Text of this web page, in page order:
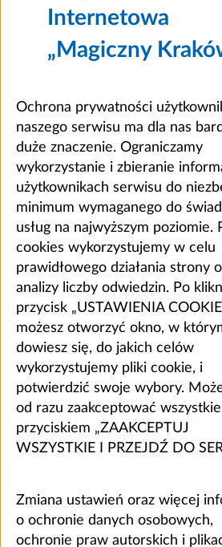
Internetowa
„Magiczny
Ochrona prywatności
naszego serwisu ma dla nas
duże znaczenie. Ograniczamy
wykorzystanie i zbieranie
użytkownikach serwisu do
minimum wymaganego do
usług na najwyższym poziomie.
cookies wykorzystujemy w celu
prawidłowego działania strony
analizy liczby odwiedzin. Po
przycisk „USTAWIENIA
możesz otworzyć okno, w
dowiesz się, do jakich celów
wykorzystujemy pliki cookie, i
potwierdzić swoje wybory.
od razu zaakceptować
przyciskiem „ZAAKCEPTUJ
WSZYSTKIE I PRZEJDŹ DO
Zmiana ustawień oraz więcej
o ochronie danych osobowych,
ochronie praw autorskich i